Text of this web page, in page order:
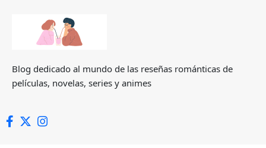
Blog dedicado al mundo de las reseñas románticas de
películas, novelas, series y animes